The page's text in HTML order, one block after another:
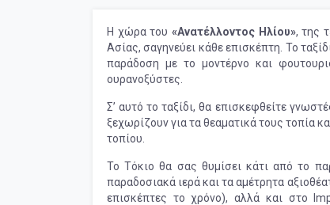
Η χώρα του«Ανατέλλοντος Ηλίου», της
Ασίας, σαγηνεύει κάθε επισκέπτη. Το
παράδοση με το μοντέρνο και
ουρανοξύστες.
Σ’ αυτό το ταξίδι, θα επισκεφθείτε
ξεχωρίζουν για τα θεαματικά τους τοπία
τοπίου.
Το Τόκιο θα σας θυμίσει κάτι από το
παραδοσιακά ιερά και τα αμέτρητα
επισκέπτες το χρόνο), αλλά και στο